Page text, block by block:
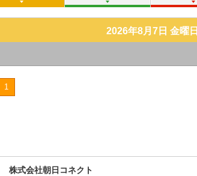
2026年8月7日 金曜日
1
株式会社朝日コネクト